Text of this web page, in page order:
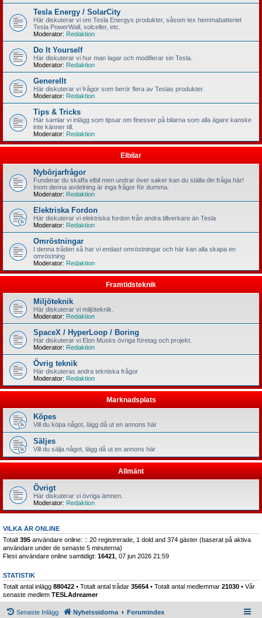
Tesla Energy / SolarCity
Här diskuterar vi om Tesla Energys produkter, såsom tex hemmabatteriet
Tesla PowerWall, solceller, etc.
Moderator: Redaktion
Do It Yourself
Här diskuterar vi hur man lagar och modifierar sin Tesla.
Moderator: Redaktion
Generellt
Här diskuterar vi frågor som berör flera av Teslas produkter.
Moderator: Redaktion
Tips & Tricks
Här samlar vi inlägg som tipsar om finesser på bilarna som alla ägare kanske
inte känner till.
Moderator: Redaktion
Elbilar
Nybörjarfrågor
Funderar du skaffa elbil men undrar över saker kan du ställa din fråga här!
Inom denna avdelning är inga frågor för dumma.
Moderator: Redaktion
Elektriska Fordon
Här diskuterar vi elektriska fordon från andra tillverkare än Tesla
Moderator: Redaktion
Omröstningar
I denna tråden så har vi endast omröstningar och här kan alla skapa en
omröstning
Moderator: Redaktion
Framtidsteknik
Miljöteknik
Här diskuterar vi miljöteknik.
Moderator: Redaktion
SpaceX / HyperLoop / Boring
Här diskuterar vi Elon Musks övriga företag och projekt.
Moderator: Redaktion
Övrig teknik
Här diskuteras andra tekniska frågor
Moderator: Redaktion
Marknadsplats
Köpes
Vill du köpa något, lägg då ut en annons här
Säljes
Vill du sälja något, lägg då ut en annons här
Allmänt
Övrigt
Här diskuterar vi övriga ämnen.
Moderator: Redaktion
VILKA ÄR ONLINE
Totalt 395 användare online: :: 20 registrerade, 1 dold and 374 gäster (baserat på aktiva
användare under de senaste 5 minuterna)
Flest användare online samtidigt: 16421 , 07 jun 2026 21:59
STATISTIK
Totalt antal inlägg 880422 • Totalt antal trådar 35654 • Totalt antal medlemmar 21030 • Vår
senaste medlem TESLAdreamer
Senaste Inlägg Nyhetssidorna Forumindex